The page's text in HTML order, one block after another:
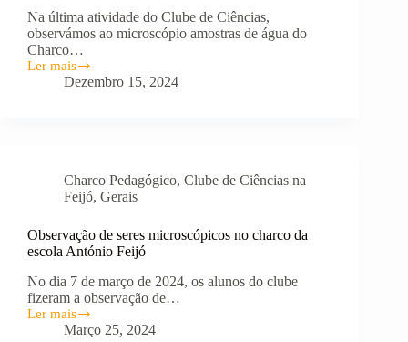
Na última atividade do Clube de Ciências,
observámos ao microscópio amostras de água do
Charco…
Ler mais
Vida
InvisívelDezembro 15, 2024
Charco Pedagógico, Clube de Ciências na
Feijó, Gerais
Observação de seres microscópicos no charco da
escola António Feijó
No dia 7 de março de 2024, os alunos do clube
fizeram a observação de…
Ler mais
Observação
Março 25, 2024